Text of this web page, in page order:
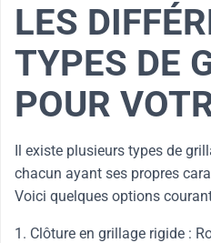
LES
TYPES DE
POUR
Il existe plusieurs types de
chacun ayant ses propres
Voici quelques options
1. Clôture en grillage rigide :